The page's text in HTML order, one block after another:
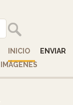
INICIO
ENVIAR
IMÁGENES